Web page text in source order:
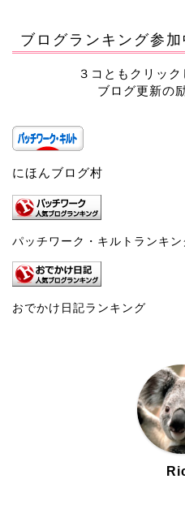
ブログランキング参加
３コともクリッ
ブログ更新の
にほんブログ村
パッチワーク・キルトランキン
おでかけ日記ランキング